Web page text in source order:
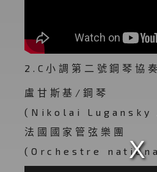
2.C小調第二號鋼琴協
盧甘斯基/鋼琴
(Nikolai Lugansky
法國國家管弦樂團
(Orchestre